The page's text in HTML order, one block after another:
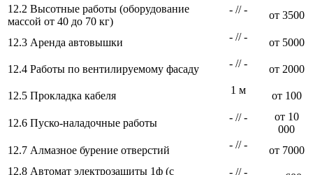
12.2 Высотные работы (оборудование
массой от 40 до 70 кг)
- // - от 3500
12.3 Аренда автовышки - // - от 5000
12.4 Работы по вентилируемому фасаду - // - от 2000
12.5 Прокладка кабеля 1 м от 100
12.6 Пуско-наладочные работы - // -
от 10
000
12.7 Алмазное бурение отверстий
- // -
от 7000
12.8 Автомат электрозащиты 1ф (с
- // -